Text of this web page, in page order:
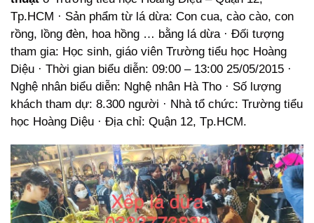
Tp.HCM · Sản phẩm từ lá dừa: Con cua, cào cào, con
rồng, lồng đèn, hoa hồng … bằng lá dừa · Đối tượng
tham gia: Học sinh, giáo viên Trường tiểu học Hoàng
Diệu · Thời gian biểu diễn: 09:00 – 13:00 25/05/2015 ·
Nghệ nhân biểu diễn: Nghệ nhân Hà Tho · Số lượng
khách tham dự: 8.300 người · Nhà tổ chức: Trường tiểu
học Hoàng Diệu · Địa chỉ: Quận 12, Tp.HCM.